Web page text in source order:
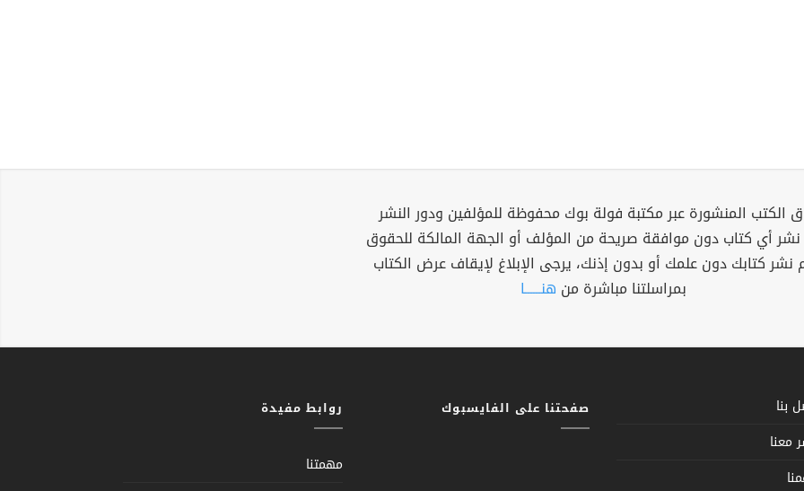
الكتب المنشورة عبر مكتبة فولة بوك محفوظة للمؤلفين ودور النشر
نشر أي كتاب دون موافقة صريحة من المؤلف أو الجهة المالكة للحقوق
نشر كتابك دون علمك أو بدون إذنك، يرجى الإبلاغ لإيقاف عرض الكتاب
بمراسلتنا مباشرة من هنــــــا
بنا
معنا
صفحتنا على الفايسبوك روابط مفيدة
مهمتنا